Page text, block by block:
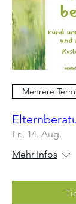
Mehrere
Fr., 14. Aug.
Mehr Infos